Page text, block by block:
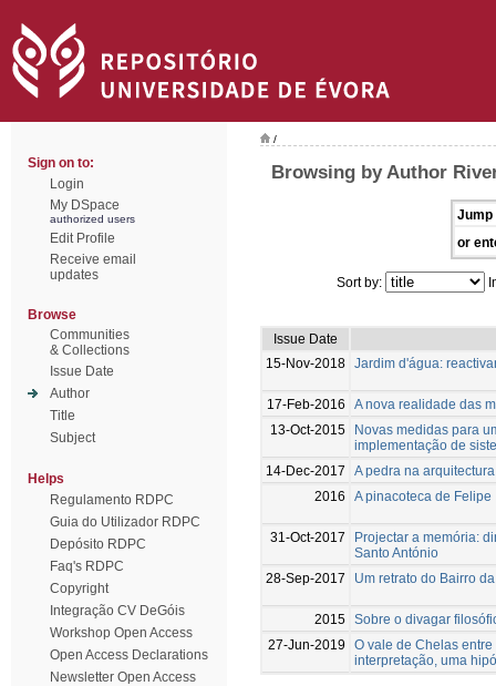
Sign on to:
Login
My DSpace
authorized users
Edit Profile
Receive email
updates
Browse
Communities
& Collections
Issue Date
Author
Title
Subject
Helps
Regulamento RDPC
Guia do Utilizador RDPC
Depósito RDPC
Faq's RDPC
Copyright
Integração CV DeGóis
Workshop Open Access
Open Access Declarations
Newsletter Open Access
/
Browsing by Author
Jump
or
Sort by:
Issue Date
15-Nov-2018 Jardim d'água:
17-Feb-2016
A nova realidade das
13-Oct-2015
Novas medidas para
implementação de
14-Dec-2017
A pedra na
2016
A pinacoteca de
31-Oct-2017
Projectar a memória:
Santo António
28-Sep-2017
Um retrato do Bairro
2015 Sobre o divagar
27-Jun-2019
O vale de Chelas
interpretação, uma